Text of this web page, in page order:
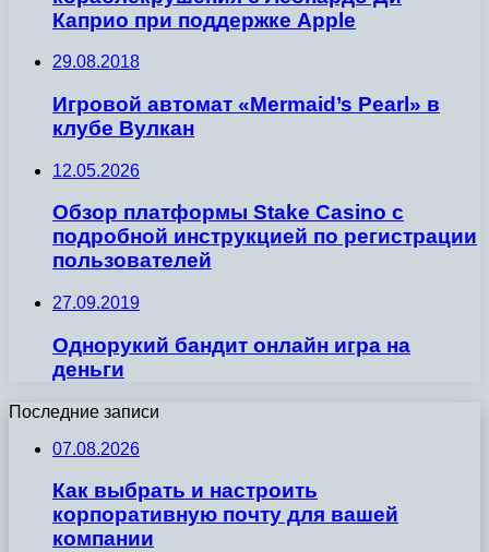
Каприо при поддержке Apple
29.08.2018
Игровой автомат «Mermaid’s Pearl» в
клубе Вулкан
12.05.2026
Обзор платформы Stake Casino с
подробной инструкцией по регистрации
пользователей
27.09.2019
Однорукий бандит онлайн игра на
деньги
Последние записи
07.08.2026
Как выбрать и настроить
корпоративную почту для вашей
компании